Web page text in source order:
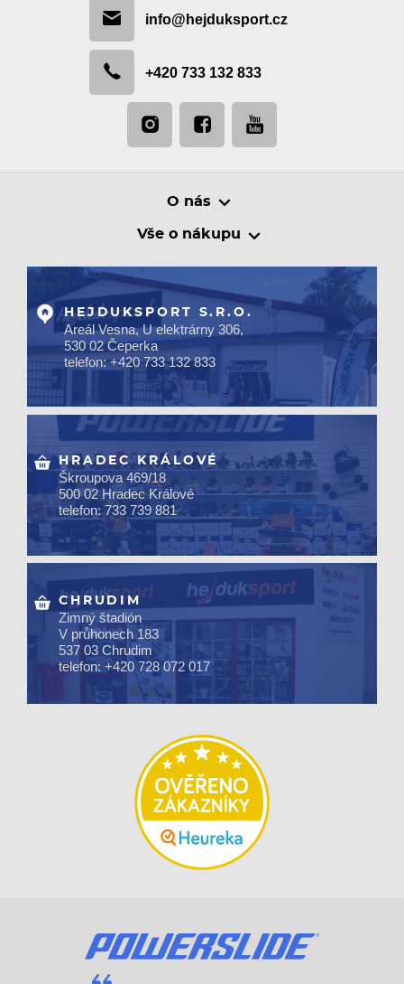
info@hejduksport.cz
+420 733 132 833
O nás
Vše o nákupu
HEJDUKSPORT S.R.O.
Areál Vesna, U elektrárny 306,
530 02 Čeperka
telefon: +420 733 132 833
HRADEC KRÁLOVÉ
Škroupova 469/18
500 02 Hradec Králové
telefon: 733 739 881
CHRUDIM
Zimný štadión
V průhonech 183
537 03 Chrudim
telefon: +420 728 072 017